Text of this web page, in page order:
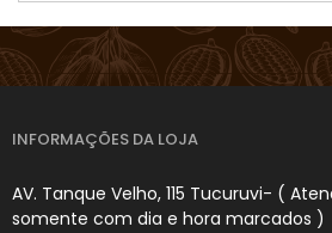
INFORMAÇÕES DA LOJA
AV. Tanque Velho, 115 Tucuruvi- (
somente com dia e hora marcados )